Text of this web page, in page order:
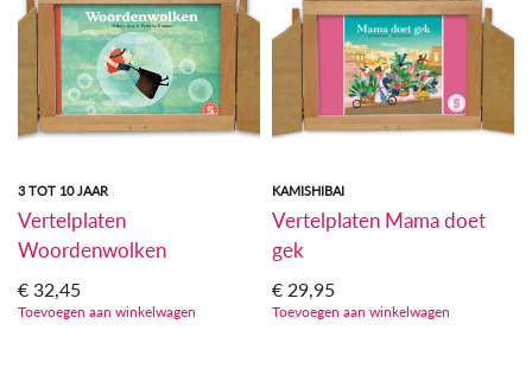
3 TOT 10 JAAR
Vertelplaten
Woordenwolken
€ 32,45
Toevoegen aan winkelwagen
KAMISHIBAI
Vertelplaten Mama doet
gek
€ 29,95
Toevoegen aan winkelwagen